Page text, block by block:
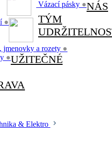
Vázací pásky ●
●
jmenovky a rozety ●
●
NÁS
TÝM
UŽITEČNÉ
& Elektro